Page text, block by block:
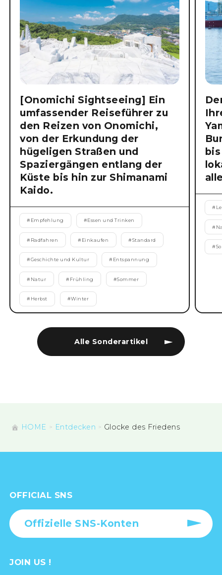
Alle Sonderartikel
[Onomichi Sightseeing] Ein
umfassender Reiseführer zu
den Reizen von Onomichi,
von der Erkundung der
hügeligen Straßen und
Spaziergängen entlang der
Küste bis hin zur Shimanami
Kaido.
# Empfehlung #Essen und Trinken
# Radfahren # Einkaufen #Standard
#Geschichte und Kultur # Entspannung
# Natur # Frühling #Sommer
# Herbst #Winter
#
#
#
HOME Entdecken Glocke des Friedens
OFFICIAL SNS
Offizielle SNS-Konten
JOIN US !